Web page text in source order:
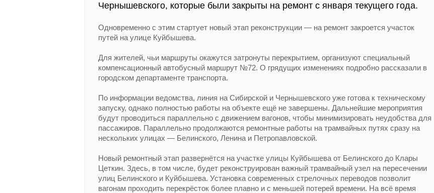
Чернышевского, которые были закрыты на ремонт с января текущего года.
Одновременно с этим стартует новый этап реконструкции — на ремонт закроется участок
путей на улице Куйбышева.
Для жителей, чьи маршруты окажутся затронуты перекрытием, организуют специальный
компенсационный автобусный маршрут №72. О грядущих изменениях подробно рассказали в
городском департаменте транспорта.
По информации ведомства, линия на Сибирской и Чернышевского уже готова к техническому
запуску, однако полностью работы на объекте ещё не завершены. Дальнейшие мероприятия
будут проводиться параллельно с движением вагонов, чтобы минимизировать неудобства для
пассажиров. Параллельно продолжаются ремонтные работы на трамвайных путях сразу на
нескольких улицах — Белинского, Ленина и Петропавловской.
Новый ремонтный этап развернётся на участке улицы Куйбышева от Белинского до Клары
Цеткин. Здесь, в том числе, будет реконструирован важный трамвайный узел на пересечении
улиц Белинского и Куйбышева. Установка современных стрелочных переводов позволит
вагонам проходить перекрёсток более плавно и с меньшей потерей времени. На всё время